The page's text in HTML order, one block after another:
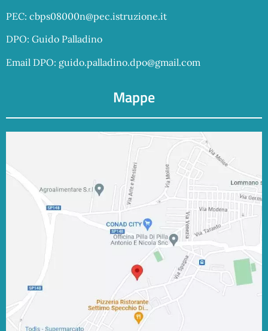
PEC: cbps08000n@pec.istruzione.it
DPO: Guido Palladino
Email DPO: guido.palladino.dpo@gmail.com
Mappe